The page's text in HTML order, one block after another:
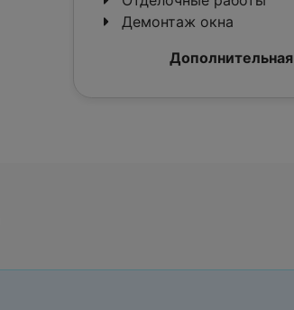
Демонтаж окна
Дополнительная